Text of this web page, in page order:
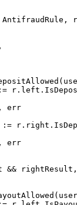
err
err
&&